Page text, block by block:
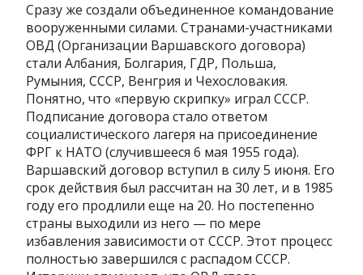
Сразу же создали объединенное командование
вооруженными силами. Странами-участниками
ОВД (Организации Варшавского договора)
стали Албания, Болгария, ГДР, Польша,
Румыния, СССР, Венгрия и Чехословакия.
Понятно, что «первую скрипку» играл СССР.
Подписание договора стало ответом
социалистического лагеря на присоединение
ФРГ к НАТО (случившееся 6 мая 1955 года).
Варшавский договор вступил в силу 5 июня. Его
срок действия был рассчитан на 30 лет, и в 1985
году его продлили еще на 20. Но постепенно
страны выходили из него — по мере
избавления зависимости от СССР. Этот процесс
полностью завершился с распадом СССР.